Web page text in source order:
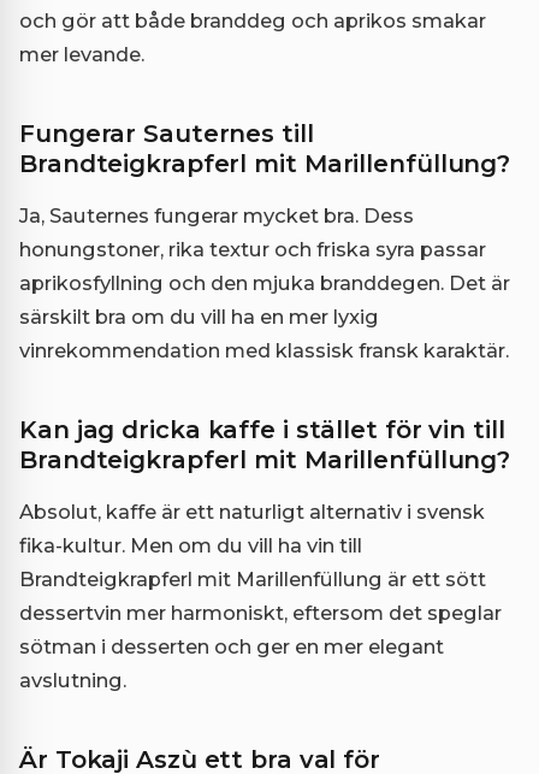
och gör att både branddeg och aprikos smakar
mer levande.
Fungerar Sauternes till
Brandteigkrapferl mit Marillenfüllung?
Ja, Sauternes fungerar mycket bra. Dess
honungstoner, rika textur och friska syra passar
aprikosfyllning och den mjuka branddegen. Det är
särskilt bra om du vill ha en mer lyxig
vinrekommendation med klassisk fransk karaktär.
Kan jag dricka kaffe i stället för vin till
Brandteigkrapferl mit Marillenfüllung?
Absolut, kaffe är ett naturligt alternativ i svensk
fika-kultur. Men om du vill ha vin till
Brandteigkrapferl mit Marillenfüllung är ett sött
dessertvin mer harmoniskt, eftersom det speglar
sötman i desserten och ger en mer elegant
avslutning.
Är Tokaji Aszù ett bra val för